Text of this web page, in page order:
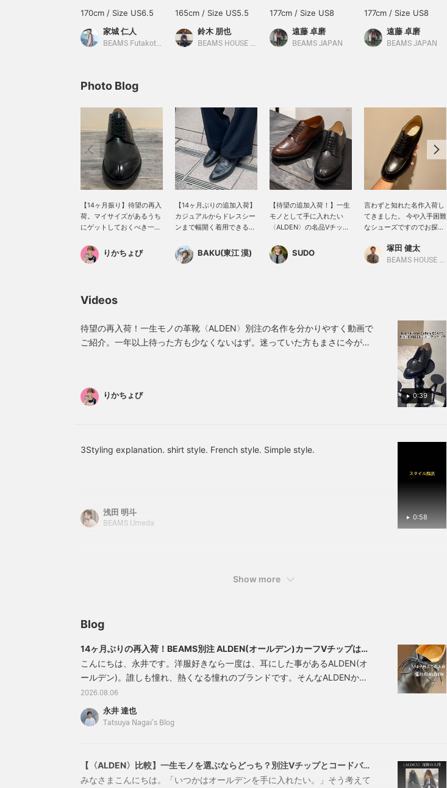
170cm / Size US6.5
家城 仁人
BEAMS Futakotamagawa
165cm / Size US5.5
鈴木 朋也
BEAMS HOUSE Nagoya
177cm / Size US8
遠藤 卓磨
BEAMS JAPAN
177cm / Size US8
遠藤 卓磨
BEAMS JAPAN
Photo Blog
【14ヶ月振り】待望の再入
荷。マイサイズがあるうち
にゲットしておくべき一
か分かりません。見た目は
もちろん、吸い付くような
りかちょび
【14ヶ月ぶりの追加入荷】
カジュアルからドレスシー
ンまで幅開く着用できる
Vチップ。狙ったいた方は
お早めに。【お気に入り
BAKU(東江 漠)
【待望の追加入荷！】一生
モノとして手に入れたい
〈ALDEN〉の名品Vチッ
た！入荷のたびに即サイズ
欠けしてしまう、
上のフィット感を生み出す
名作「モディファイドラス
ト」を採用。 オンオフ問わ
ト！後で見返す際にも便利
SUDO
言わずと知れた名作入荷し
てきました。 今や入手困難
なシューズですのでお探し
塚田 健太
BEAMS HOUSE Nagoya
Videos
0:39
待望の再入荷！一生モノの革靴〈ALDEN〉別注の名作を分かりやすく動画で
ご紹介。一年以上待った方も少なくないはず。迷っていた方もまさに今が買
りかちょび
0:58
3Styling explanation. shirt style. French style. Simple style.
浅田 明斗
BEAMS Umeda
Show more
Blog
14ヶ月ぶりの再入荷！BEAMS別注 ALDEN(オールデン)カーフVチップは今
こそ手に入れたい1足
こんにちは、永井です。洋服好きなら一度は、耳にした事があるALDEN(オ
ールデン)。誰しも憧れ、熱くなる憧れのブランドです。そんなALDENから
実に14ヶ月ぶりに、BEAMS別注カーフVチップが再入荷しました！
23320179339【別注】ALDEN / カーフ Vチップ価格：￥176,000（税込）
商品番号：23-32-0179-33923320179339ALDENは欲しいと思った時には
2026.08.06
永井 達也
Tatsuya Nagai's Blog
【〈ALDEN〉比較】一生モノを選ぶならどっち？別注Vチップとコードバン
タッセルローファーを徹底解説
みなさまこんにちは。「いつかはオールデンを手に入れたい。」そう考えて